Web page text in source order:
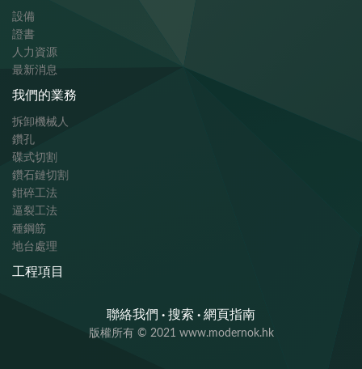
設備
證書
人力資源
最新消息
我們的業務
拆卸機械人
鑽孔
碟式切割
鑽石鏈切割
鉗碎工法
逼裂工法
種鋼筋
地台處理​
工程項目
聯絡我們 · 搜索 · 網頁指南
版權所有 © 2021 www.modernok.hk